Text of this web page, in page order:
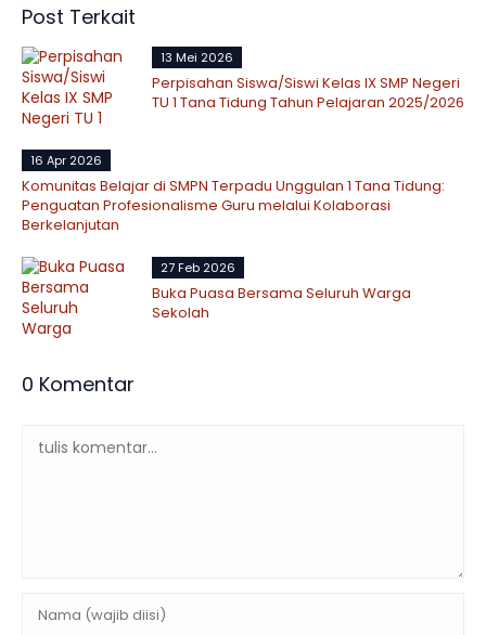
Post Terkait
13 Mei 2026
Perpisahan Siswa/Siswi Kelas IX SMP Negeri
TU 1 Tana Tidung Tahun Pelajaran 2025/2026
16 Apr 2026
Komunitas Belajar di SMPN Terpadu Unggulan 1 Tana Tidung:
Penguatan Profesionalisme Guru melalui Kolaborasi
Berkelanjutan
27 Feb 2026
Buka Puasa Bersama Seluruh Warga
Sekolah
0 Komentar